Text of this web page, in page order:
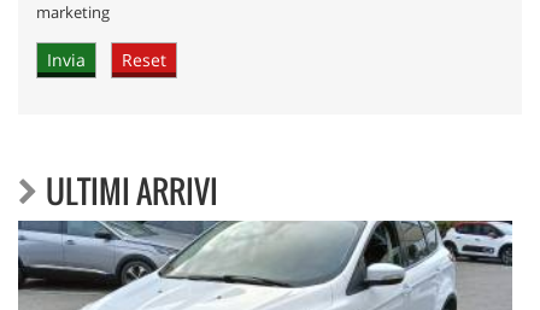
marketing
ULTIMI ARRIVI